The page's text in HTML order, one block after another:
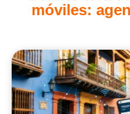
móviles: